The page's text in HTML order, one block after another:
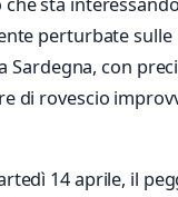
perturbate sulle
Sardegna, con
di rovescio
14 aprile, il